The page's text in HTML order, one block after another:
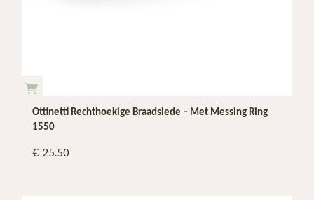
Ottinetti Rechthoekige Braadslede – Met Messing Ring
1550
25.50